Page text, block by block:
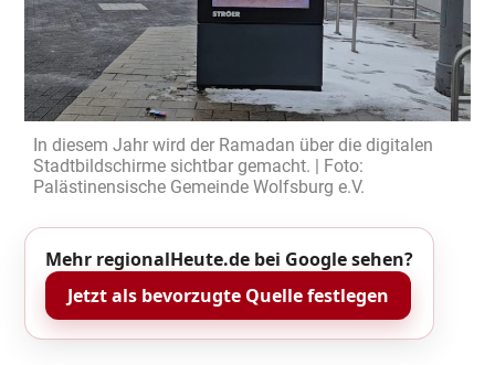
In diesem Jahr wird der Ramadan über die digitalen
Stadtbildschirme sichtbar gemacht. | Foto:
Palästinensische Gemeinde Wolfsburg e.V.
Mehr regionalHeute.de bei Google sehen?
Jetzt als bevorzugte Quelle festlegen